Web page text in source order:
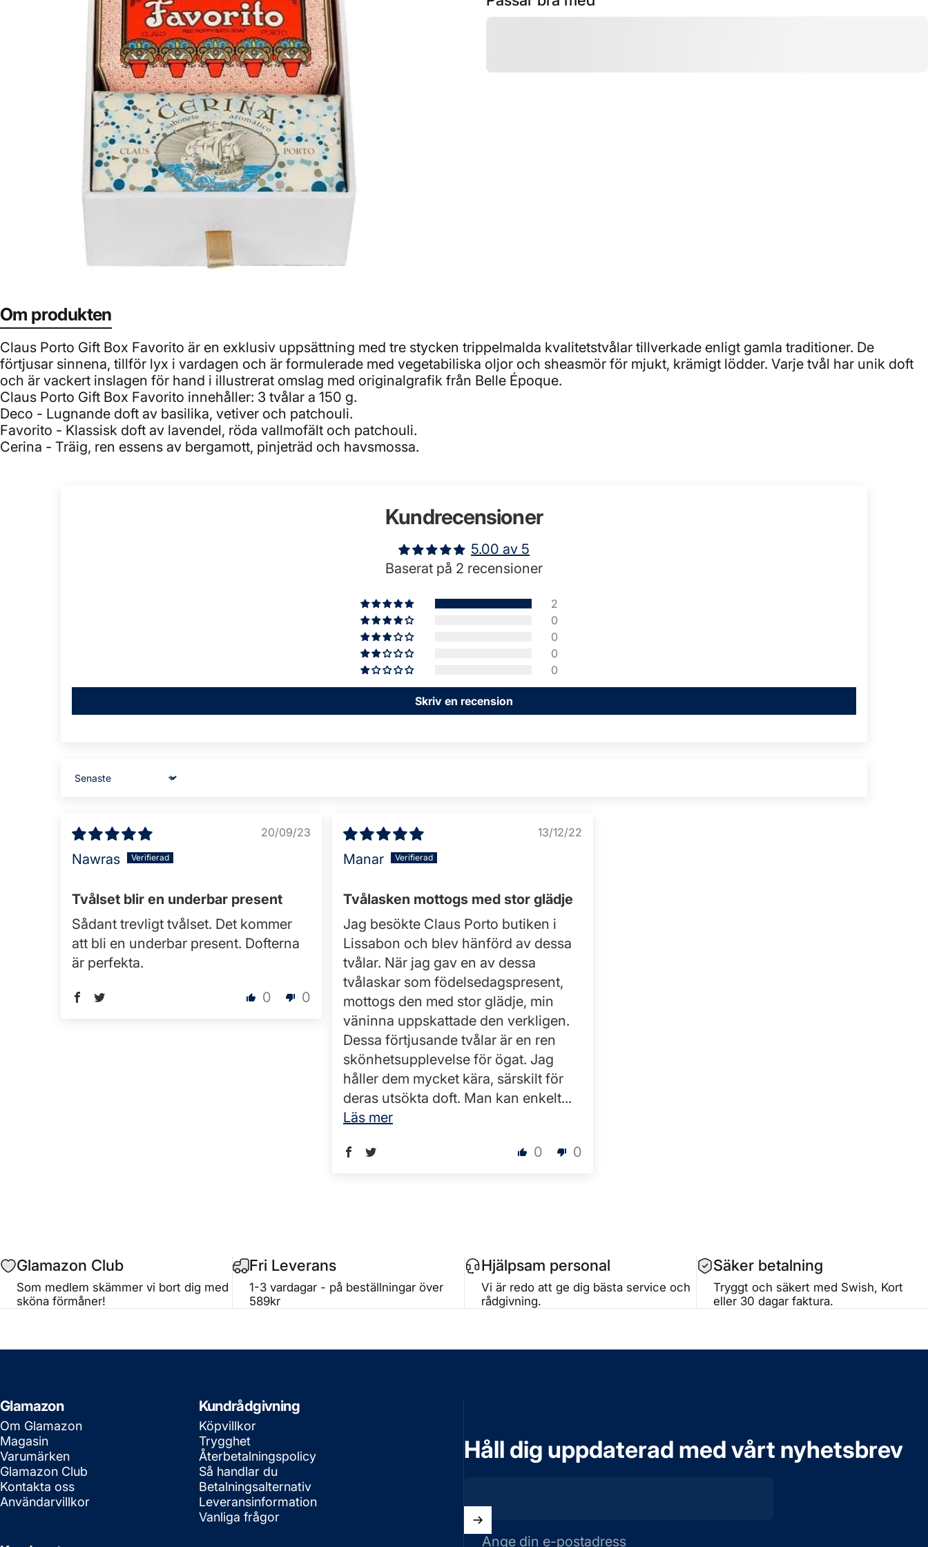
Om produkten
Claus Porto Gift Box Favorito är en exklusiv uppsättning med tre stycken trippelmalda kvalitetstvålar tillverkade enligt gamla traditioner. De
förtjusar sinnena, tillför lyx i vardagen och är formulerade med vegetabiliska oljor och sheasmör för mjukt, krämigt lödder. Varje tvål har unik doft
och är vackert inslagen för hand i illustrerat omslag med originalgrafik från Belle Époque.
Claus Porto Gift Box Favorito innehåller: 3 tvålar a 150 g.
Deco - Lugnande doft av basilika, vetiver och patchouli.
Favorito - Klassisk doft av lavendel, röda vallmofält och patchouli.
Cerina - Träig, ren essens av bergamott, pinjeträd och havsmossa.
Kundrecensioner
5.00 av 5
Baserat på 2 recensioner
2
0
0
0
0
Skriv en recension
Sort by
20/09/23
Nawras
Tvålset blir en underbar present
Sådant trevligt tvålset. Det kommer
att bli en underbar present. Dofterna
är perfekta.
0 0
13/12/22
Manar
Tvålasken mottogs med stor glädje
Jag besökte Claus Porto butiken i
Lissabon och blev hänförd av dessa
tvålar. När jag gav en av dessa
tvålaskar som födelsedagspresent,
mottogs den med stor glädje, min
väninna uppskattade den verkligen.
Dessa förtjusande tvålar är en ren
skönhetsupplevelse för ögat. Jag
håller dem mycket kära, särskilt för
deras utsökta doft. Man kan enkelt...
Läs mer
0 0
Glamazon Club
Som medlem skämmer vi bort dig med
sköna förmåner!
Fri Leverans
1-3 vardagar - på beställningar över
589kr
Hjälpsam personal
Vi är redo att ge dig bästa service och
rådgivning.
Säker betalning
Tryggt och säkert med Swish, Kort
eller 30 dagar faktura.
Glamazon
Om Glamazon
Magasin
Varumärken
Glamazon Club
Kontakta oss
Användarvillkor
Kundrådgivning
Köpvillkor
Trygghet
Återbetalningspolicy
Så handlar du
Betalningsalternativ
Leveransinformation
Vanliga frågor
Håll dig uppdaterad med vårt nyhetsbrev
Ange din e-postadress